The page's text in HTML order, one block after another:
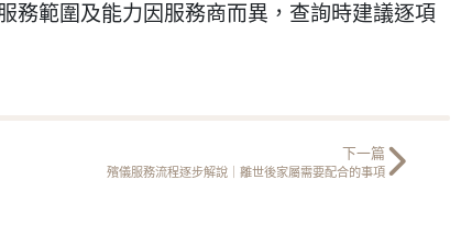
務範圍及能力因服務商而異，查詢時建議逐項
下一篇
殯儀服務流程逐步解說｜離世後家屬需要配合的事項